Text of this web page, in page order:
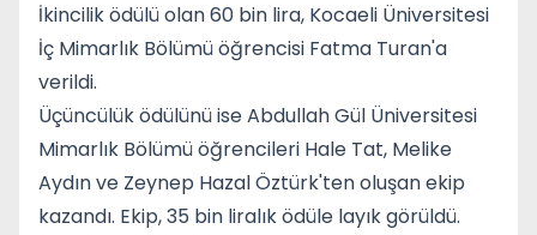
İkincilik ödülü olan 60 bin lira, Kocaeli Üniversitesi
İç Mimarlık Bölümü öğrencisi Fatma Turan'a
verildi.
Üçüncülük ödülünü ise Abdullah Gül Üniversitesi
Mimarlık Bölümü öğrencileri Hale Tat, Melike
Aydın ve Zeynep Hazal Öztürk'ten oluşan ekip
kazandı. Ekip, 35 bin liralık ödüle layık görüldü.